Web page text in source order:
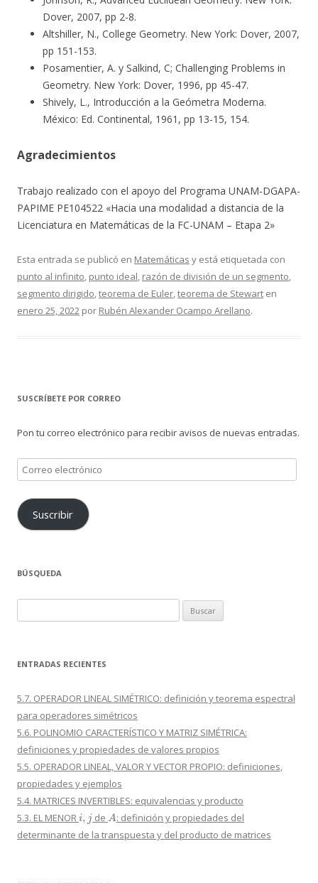
Dover, 2007, pp 2-8.
Altshiller, N., College Geometry. New York: Dover, 2007,
pp 151-153.
Posamentier, A. y Salkind, C; Challenging Problems in
Geometry. New York: Dover, 1996, pp 45-47.
Shively, L., Introducción a la Geómetra Moderna.
México: Ed. Continental, 1961, pp 13-15, 154.
Agradecimientos
Trabajo realizado con el apoyo del Programa UNAM-DGAPA-
PAPIME PE104522 «Hacia una modalidad a distancia de la
Licenciatura en Matemáticas de la FC-UNAM – Etapa 2»
Esta entrada se publicó en Matemáticas y está etiquetada con
punto al infinito, punto ideal, razón de división de un segmento,
segmento dirigido,teorema de Euler,teorema de Stewart en
enero 25, 2022 por Rubén Alexander Ocampo Arellano.
SUSCRÍBETE POR CORREO
Pon tu correo electrónico para recibir avisos de nuevas entradas.
Correo
electrónico
Suscribir
BÚSQUEDA
ENTRADAS RECIENTES
5.7. OPERADOR LINEAL SIMÉTRICO: definición y teorema espectral
para operadores simétricos
5.6. POLINOMIO CARACTERÍSTICO Y MATRIZ SIMÉTRICA:
definiciones y propiedades de valores propios
5.5. OPERADOR LINEAL, VALOR Y VECTOR PROPIO: definiciones,
propiedades y ejemplos
5.4. MATRICES INVERTIBLES: equivalencias y producto
5.3. EL MENORi,j de A: definición y propiedades del
determinante de la transpuesta y del producto de matrices